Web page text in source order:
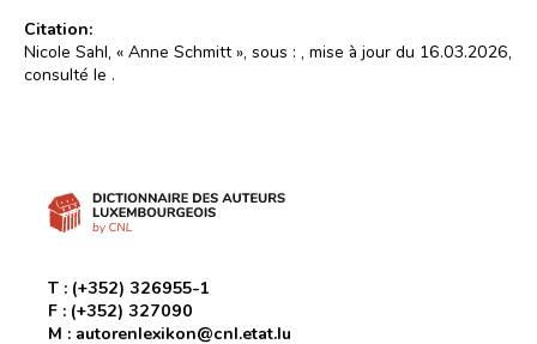
Citation:
Nicole Sahl, « Anne Schmitt », sous : , mise à jour du 16.03.2026,
consulté le .
T : (+352) 326955-1
F : (+352) 327090
M : autorenlexikon@cnl.etat.lu